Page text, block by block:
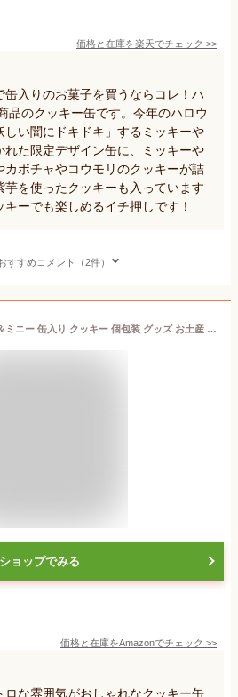
価格と在庫を楽天でチェック >>
入りのお菓子を買うならコレ！ハ
品のクッキー缶です。今年のハロウ
しい闇にドキドキ」するミッキーや
れた限定デザイン缶に、ミッキーや
カボチャやコウモリのクッキーが詰
を使ったクッキーも入っています
ーでも楽しめるイチ押しです！
すすめコメント（2件）
ディズニー ミッキー＆ミニー 缶入り クッキー 個包装 グッズ お土産 お菓子【東京ディズニーリゾート限定】パークのイラストがおしゃれなクッキー ミッキー クッキー缶
ショップでみる
価格と在庫をAmazonでチェック >>
ロな雰囲気がおしゃれなクッキー缶